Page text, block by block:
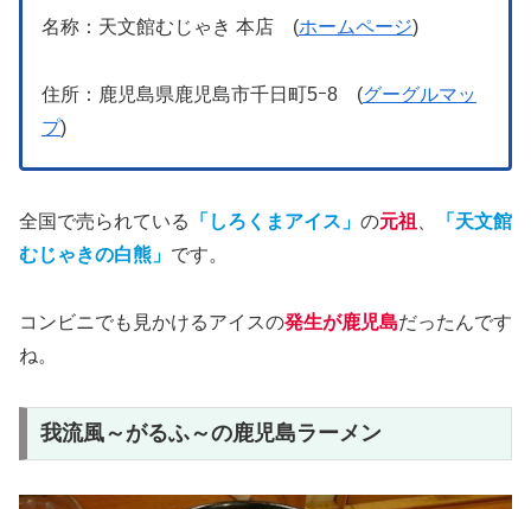
名称：天文館むじゃき 本店 (ホームページ)
住所：鹿児島県鹿児島市千日町5ｰ8 (グーグルマッ
プ)
全国で売られている 「しろくまアイス」 の元祖
「天文館
むじゃきの白熊」 です。
コンビニでも見かけるアイスの発生が鹿児島だったんです
ね。
我流風～がるふ～の鹿児島ラーメン